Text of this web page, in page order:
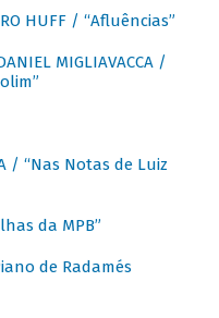
HUFF / “Afluências”
MIGLIAVACCA /
/ “Nas Notas de Luiz
da MPB”
de Radamés